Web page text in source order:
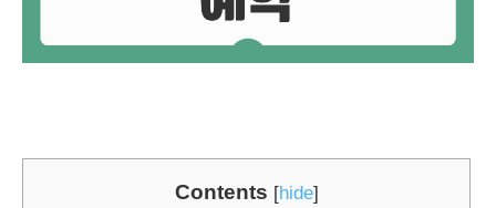
Contents [hide]